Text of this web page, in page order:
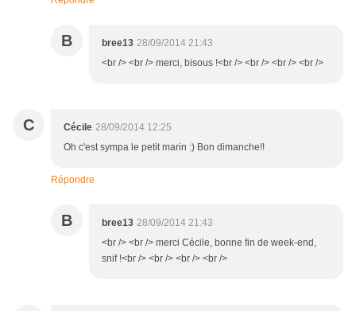
B bree13 28/09/2014 21:43
<br /> <br /> merci, bisous !<br /> <br /> <br /> <br />
C Cécile 28/09/2014 12:25
Oh c'est sympa le petit marin :) Bon dimanche!!
Répondre
B bree13 28/09/2014 21:43
<br /> <br /> merci Cécile, bonne fin de week-end,
snif !<br /> <br /> <br /> <br />